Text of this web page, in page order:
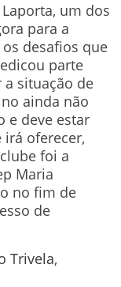
um dos
para a
desafios que
parte
situação de
ainda não
e deve estar
oferecer,
foi a
Maria
no fim de
de
Trivela,